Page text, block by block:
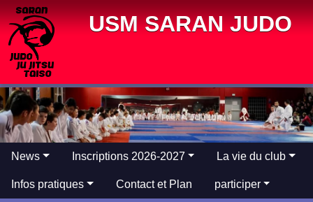
USM SARAN JUDO
News Inscriptions 2026-2027 La vie du club
Infos pratiques Contact et Plan participer
Panneau de gestion des cookies